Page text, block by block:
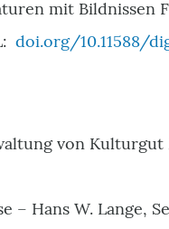
mit Bildnissen
doi.org/10.11588/
von Kulturgut
– Hans W. Lange,